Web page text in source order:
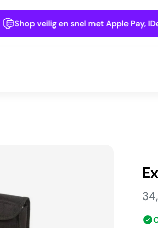
Shop veilig en snel met Apple Pay,